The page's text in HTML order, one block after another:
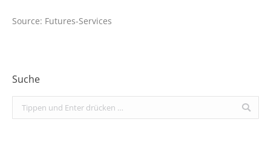
Source: Futures-Services
Suche
Search: